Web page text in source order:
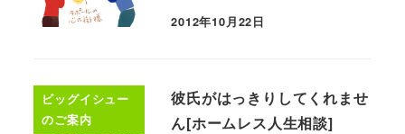
2012年10月22日
ビッグイシュー
のご案内
彼氏がはっきりしてくれませ
ん[ホームレス人生相談]